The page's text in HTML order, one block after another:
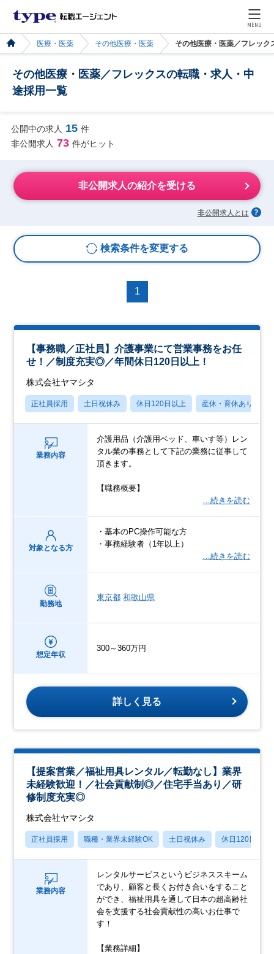
MENU
医療・医薬 その他医療・医薬 その他医療・医薬／フレック
その他医療・医薬／フレックスの転職・求人・中
途採用一覧
公開中の求人 15 件
非公開求人 73 件がヒット
非公開求人の紹介を受ける
非公開求人とは
検索条件を変更する
1
【事務職／正社員】介護事業にて営業事務をお任
せ！／制度充実◎／年間休日120日以上！
株式会社ヤマシタ
正社員採用 土日祝休み 休日120日以上 産休・育休あり
業務内容
介護用品（介護用ベッド、車いす等）レン
タル業の事務として下記の業務に従事して
頂きます。
【職務概要】
…続きを読む
対象となる方
・基本のPC操作可能な方
・事務経験者（1年以上）
…続きを読む
勤務地
東京都 和歌山県
想定年収
300～360万円
詳しく見る
【提案営業／福祉用具レンタル／転勤なし】業界
未経験歓迎！／社会貢献制◎／住宅手当あり／研
修制度充実◎
株式会社ヤマシタ
正社員採用 職種・業界未経験OK 土日祝休み 休日120日以上
業務内容
レンタルサービスというビジネススキーム
であり、顧客と長くお付き合いをすること
ができ、福祉用具を通して日本の超高齢社
会を支援する社会貢献性の高いお仕事で
す！
【業務詳細】